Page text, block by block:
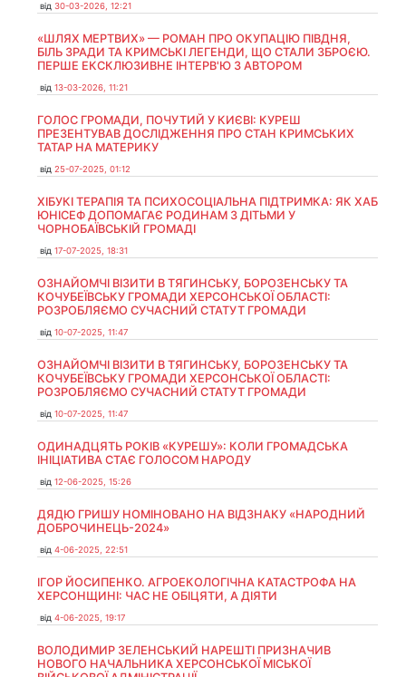
від 30-03-2026, 12:21
«ШЛЯХ МЕРТВИХ» — РОМАН ПРО ОКУПАЦІЮ ПІВДНЯ,
БІЛЬ ЗРАДИ ТА КРИМСЬКІ ЛЕГЕНДИ, ЩО СТАЛИ ЗБРОЄЮ.
ПЕРШЕ ЕКСКЛЮЗИВНЕ ІНТЕРВ'Ю З АВТОРОМ
від 13-03-2026, 11:21
ГОЛОС ГРОМАДИ, ПОЧУТИЙ У КИЄВІ: КУРЕШ
ПРЕЗЕНТУВАВ ДОСЛІДЖЕННЯ ПРО СТАН КРИМСЬКИХ
ТАТАР НА МАТЕРИКУ
від 25-07-2025, 01:12
ХІБУКІ ТЕРАПІЯ ТА ПСИХОСОЦІАЛЬНА ПІДТРИМКА: ЯК ХАБ
ЮНІСЕФ ДОПОМАГАЄ РОДИНАМ З ДІТЬМИ У
ЧОРНОБАЇВСЬКІЙ ГРОМАДІ
від 17-07-2025, 18:31
ОЗНАЙОМЧІ ВІЗИТИ В ТЯГИНСЬКУ, БОРОЗЕНСЬКУ ТА
КОЧУБЕЇВСЬКУ ГРОМАДИ ХЕРСОНСЬКОЇ ОБЛАСТІ:
РОЗРОБЛЯЄМО СУЧАСНИЙ СТАТУТ ГРОМАДИ
від 10-07-2025, 11:47
ОЗНАЙОМЧІ ВІЗИТИ В ТЯГИНСЬКУ, БОРОЗЕНСЬКУ ТА
КОЧУБЕЇВСЬКУ ГРОМАДИ ХЕРСОНСЬКОЇ ОБЛАСТІ:
РОЗРОБЛЯЄМО СУЧАСНИЙ СТАТУТ ГРОМАДИ
від 10-07-2025, 11:47
ОДИНАДЦЯТЬ РОКІВ «КУРЕШУ»: КОЛИ ГРОМАДСЬКА
ІНІЦІАТИВА СТАЄ ГОЛОСОМ НАРОДУ
від 12-06-2025, 15:26
ДЯДЮ ГРИШУ НОМІНОВАНО НА ВІДЗНАКУ «НАРОДНИЙ
ДОБРОЧИНЕЦЬ-2024»
від 4-06-2025, 22:51
ІГОР ЙОСИПЕНКО. АГРОЕКОЛОГІЧНА КАТАСТРОФА НА
ХЕРСОНЩИНІ: ЧАС НЕ ОБІЦЯТИ, А ДІЯТИ
від 4-06-2025, 19:17
ВОЛОДИМИР ЗЕЛЕНСЬКИЙ НАРЕШТІ ПРИЗНАЧИВ
НОВОГО НАЧАЛЬНИКА ХЕРСОНСЬКОЇ МІСЬКОЇ